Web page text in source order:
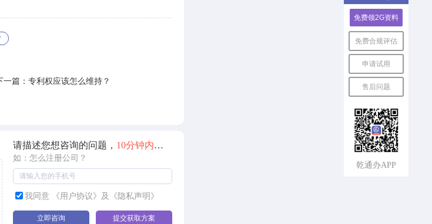
一篇：专利权应该怎么维持？
请描述您想咨询的问题， 10分钟内快速回电，
如：怎么注册公司？
我同意 《用户协议》及《隐私声明》
立即咨询 提交获取方案
免费领2G资料
免费合规评估
申请试用
售后问题
乾通办APP